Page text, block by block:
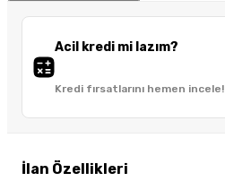
Acil kredi mi lazım?
Kredi fırsatlarını hemen incele!
İlan Özellikleri